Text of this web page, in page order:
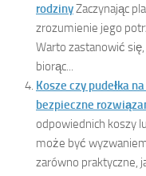
rodzinyZaczynając
zrozumienie jego
Warto zastanowić
biorąc...
Kosze czy pudełka
bezpieczne
odpowiednich koszy
może być
zarówno praktyczne,